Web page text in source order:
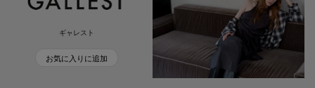
ギャレスト
お気に入りに追加